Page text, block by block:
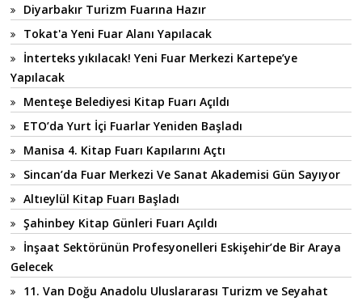
Diyarbakır Turizm Fuarına Hazır
Tokat'a Yeni Fuar Alanı Yapılacak
İnterteks yıkılacak! Yeni Fuar Merkezi Kartepe’ye
Yapılacak
Menteşe Belediyesi Kitap Fuarı Açıldı
ETO’da Yurt İçi Fuarlar Yeniden Başladı
Manisa 4. Kitap Fuarı Kapılarını Açtı
Sincan’da Fuar Merkezi Ve Sanat Akademisi Gün Sayıyor
Altıeylül Kitap Fuarı Başladı
Şahinbey Kitap Günleri Fuarı Açıldı
İnşaat Sektörünün Profesyonelleri Eskişehir’de Bir Araya
Gelecek
11. Van Doğu Anadolu Uluslararası Turizm ve Seyahat